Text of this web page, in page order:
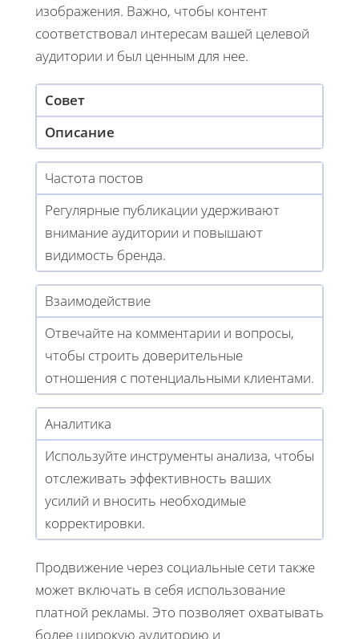
изображения. Важно, чтобы контент
соответствовал интересам вашей целевой
аудитории и был ценным для нее.
Совет
Описание
Частота постов
Регулярные публикации удерживают
внимание аудитории и повышают
видимость бренда.
Взаимодействие
Отвечайте на комментарии и вопросы,
чтобы строить доверительные
отношения с потенциальными клиентами.
Аналитика
Используйте инструменты анализа, чтобы
отслеживать эффективность ваших
усилий и вносить необходимые
корректировки.
Продвижение через социальные сети также
может включать в себя использование
платной рекламы. Это позволяет охватывать
более широкую аудиторию и